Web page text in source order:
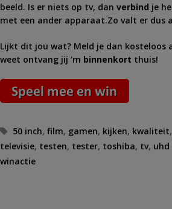
beeld. Is er niets op tv, dan verbind je
met een ander apparaat.Zo valt er dus
Lijkt dit jou wat? Meld je dan kosteloos
weet ontvang jij ‘m binnenkort thuis!
Tags
50 inch,film, gamen, kijken, kwaliteit,
televisie, testen, tester, toshiba, tv, uhd
winactie